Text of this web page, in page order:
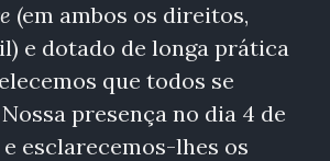
(em ambos os direitos,
e dotado de longa prática
que todos se
presença no dia 4 de
esclarecemos-lhes os